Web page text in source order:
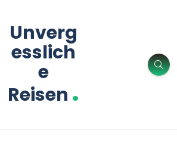
Unverg
esslich
e
Reisen .